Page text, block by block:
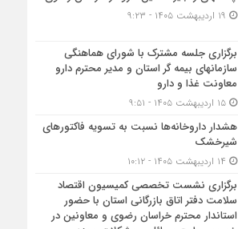
برگزاری جلسه مشترک با شورای هماهنگی
سازمانهای بیمه گر استان و مدیر محترم دارو
معاونت غذا و دارو
۱۵ اردیبهشت ۱۴۰۵ - ۹:۵۱
هشدار داروخانه‌ها نسبت به تسویه فاکتورهای
شیرخشک
برگزاری نشست تخصصی کمیسیون اقتصاد
سلامت دفتر اتاق بازرگانی استان با حضور
استاندار محترم خراسان رضوی و معاونین در